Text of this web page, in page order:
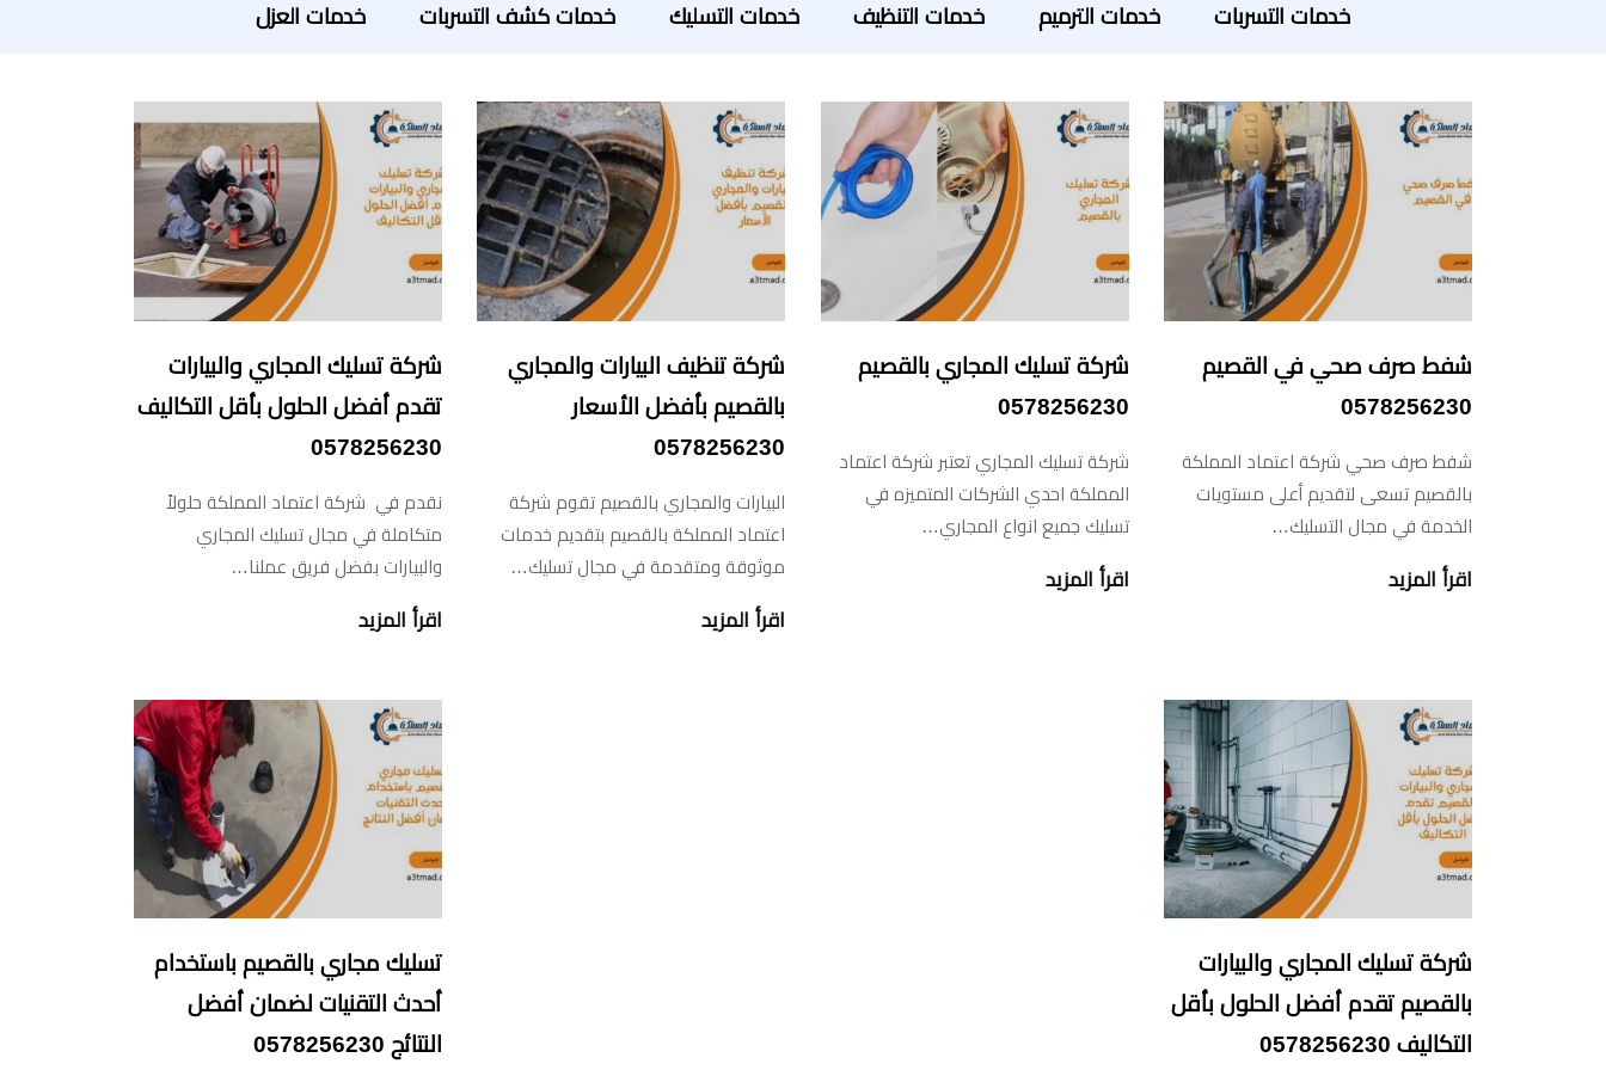
خدمات التسربات خدمات الترميم خدمات التنظيف خدمات التسليك خدمات كشف التسربات خدمات العزل
شفط صرف صحي في القصيم
0578256230
شفط صرف صحي شركة اعتماد المملكة
بالقصيم تسعى لتقديم أعلى مستويات
الخدمة في مجال التسليك…
اقرأ المزيد
شركة تسليك المجاري بالقصيم
0578256230
شركة تسليك المجاري تعتبر شركة اعتماد
المملكة احدي الشركات المتميزه في
تسليك جميع انواع المجاري…
اقرأ المزيد
شركة تنظيف البيارات والمجاري
بالقصيم بأفضل الأسعار
0578256230
البيارات والمجاري بالقصيم تقوم شركة
اعتماد المملكة بالقصيم بتقديم خدمات
موثوقة ومتقدمة في مجال تسليك…
اقرأ المزيد
شركة تسليك المجاري والبيارات
تقدم أفضل الحلول بأقل التكاليف
0578256230
نقدم في شركة اعتماد المملكة حلولاً
متكاملة في مجال تسليك المجاري
والبيارات بفضل فريق عملنا…
اقرأ المزيد
شركة تسليك المجاري والبيارات
بالقصيم تقدم أفضل الحلول بأقل
التكاليف 0578256230
تسليك مجاري بالقصيم باستخدام
أحدث التقنيات لضمان أفضل
النتائج 0578256230